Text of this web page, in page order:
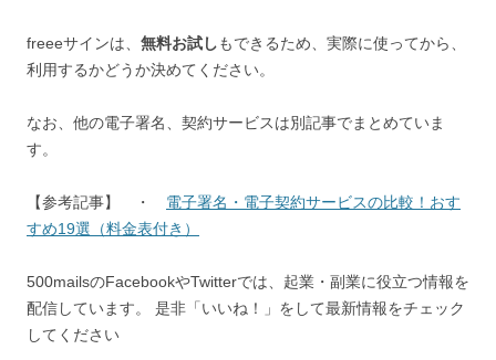
freeeサインは、 無料お試しもできるため、実際に使ってから、
利用するかどうか決めてください。
なお、他の電子署名、契約サービスは別記事でまとめていま
す。
【参考記事】 ・ 電子署名・電子契約サービスの比較！おす
すめ19選（料金表付き）
500mailsのFacebookやTwitterでは、起業・副業に役立つ情報を
配信しています。 是非「いいね！」をして最新情報をチェック
してください